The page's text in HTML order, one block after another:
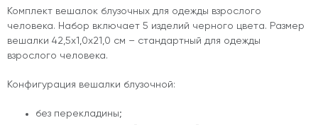
Комплект вешалок блузочных для одежды взрослого
человека. Набор включает 5 изделий черного цвета. Размер
вешалки 42,5х1,0х21,0 см – стандартный для одежды
взрослого человека.
Конфигурация вешалки блузочной:
без перекладины;